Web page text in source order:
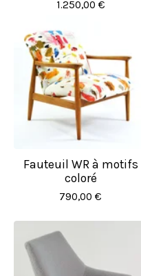
1.250,00 €
Fauteuil WR à motifs
coloré
790,00 €